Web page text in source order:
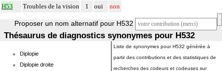
H53 Troubles de la vision 1 oui non
Proposer un nom alternatif pour H532
Thésaurus de diagnostics synonymes pour H532
Diplopie
Diplopie droite
Liste de synonymes pour H532 générée à
partir des contributions et des statistiques de
recherches des codeurs et codeuses sur